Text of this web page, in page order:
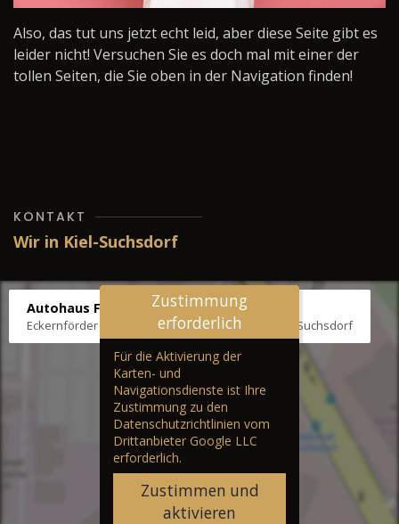
Also, das tut uns jetzt echt leid, aber diese Seite gibt es
leider nicht! Versuchen Sie es doch mal mit einer der
tollen Seiten, die Sie oben in der Navigation finden!
KONTAKT
Wir in Kiel-Suchsdorf
Autohaus Fräter
Eckernförder Str. /Klausbrooker Weg 1, 24107 Kiel-Suchsdorf
Zustimmung
erforderlich
Für die Aktivierung der
Karten- und
Navigationsdienste ist Ihre
Zustimmung zu den
Datenschutzrichtlinien vom
Drittanbieter Google LLC
erforderlich.
Zustimmen und
aktivieren